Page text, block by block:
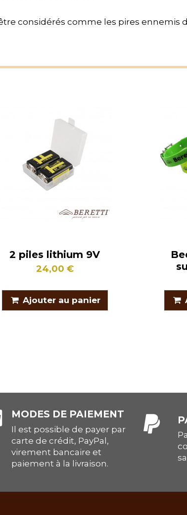
considérés comme les pires ennemis
2 piles lithium 9V
24,00 €
Ajouter au panier
MODES DE PAIEMENT
Il est possible de payer par
carte de crédit, PayPal,
virement bancaire et
paiement à la livraison.